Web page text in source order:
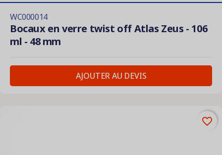
WC000014
Bocaux en verre twist off Atlas Zeus - 106
ml - 48 mm
AJOUTER AU DEVIS
favorite_border